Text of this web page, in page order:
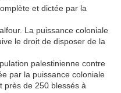
et dictée par la
La puissance coloniale
le droit de disposer de la
palestinienne contre
par la puissance coloniale
près de 250 blessés à